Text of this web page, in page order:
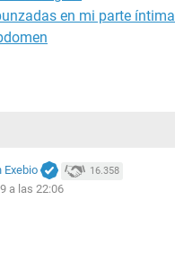
en mi parte íntima
Exebio 16.358
a las 22:06